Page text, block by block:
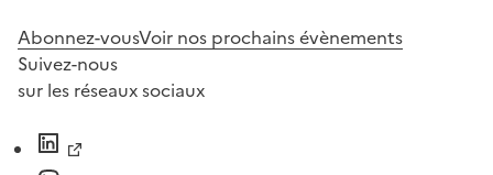
Abonnez-vousVoir nos prochains évènements
Suivez-nous
sur les réseaux sociaux